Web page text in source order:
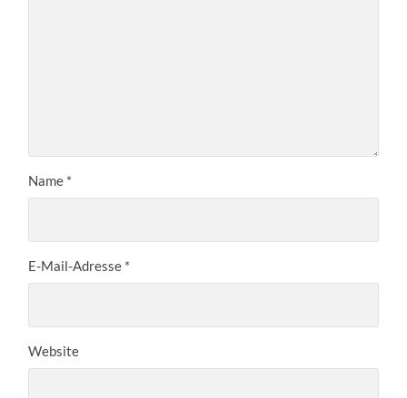
Name *
E-Mail-Adresse *
Website